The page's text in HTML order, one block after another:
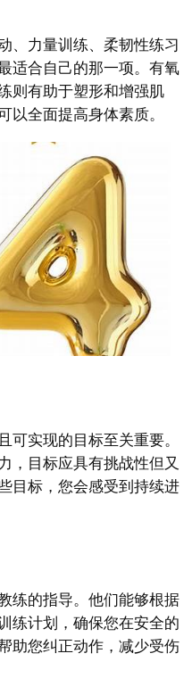
、力量训练、柔韧性练习
适合自己的那一项。有氧
则有助于塑形和增强肌
全面提高身体素质。
实现的目标至关重要。
，目标应具有挑战性但又
目标，您会感受到持续进
练的指导。他们能够根据
练计划，确保您在安全的
助您纠正动作，减少受伤